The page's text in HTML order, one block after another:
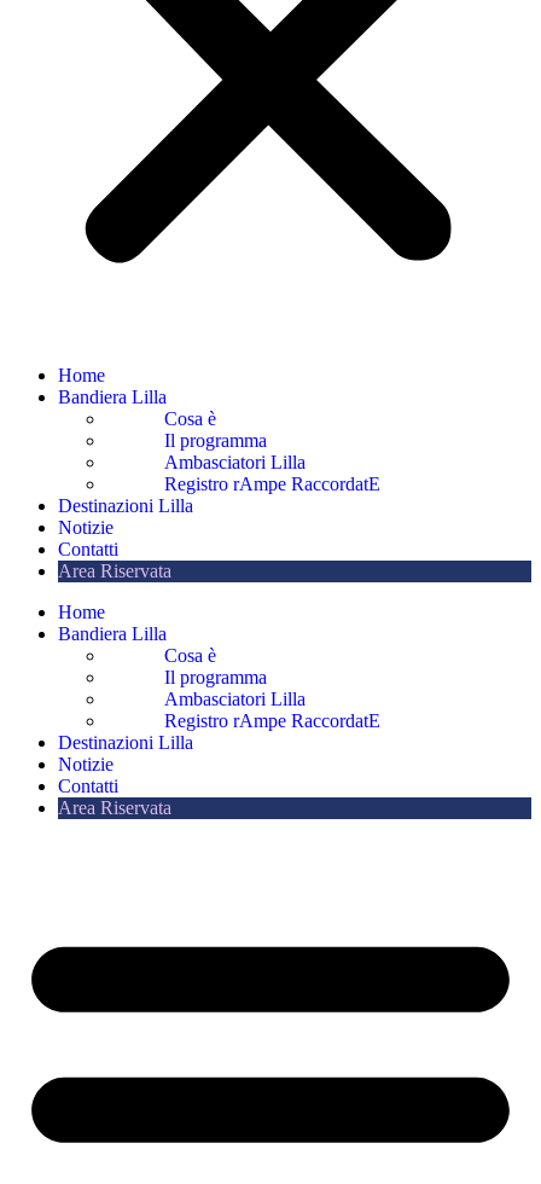
Home
Bandiera Lilla
Cosa è
Il programma
Ambasciatori Lilla
Registro rAmpe RaccordatE
Destinazioni Lilla
Notizie
Contatti
Area Riservata
Home
Bandiera Lilla
Cosa è
Il programma
Ambasciatori Lilla
Registro rAmpe RaccordatE
Destinazioni Lilla
Notizie
Contatti
Area Riservata